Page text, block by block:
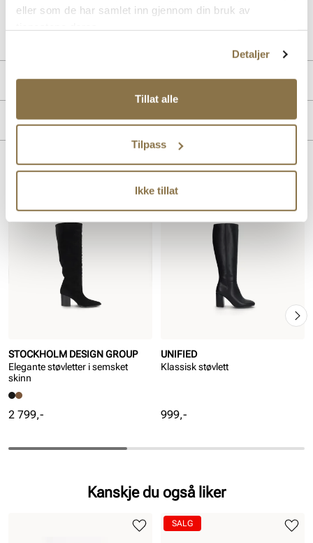
eller som de har samlet inn gjennom din bruk av
Detaljer
Tillat alle
Tilpass
Ikke tillat
Produktdetaljer
For:Textil
Merke
Lignende produkter
STOCKHOLM DESIGN GROUP
Elegante støvletter i semsket
skinn
Pris
2 799,-
UNIFIED
Klassisk støvlett
Pris
999,-
Kanskje du også liker
SALG